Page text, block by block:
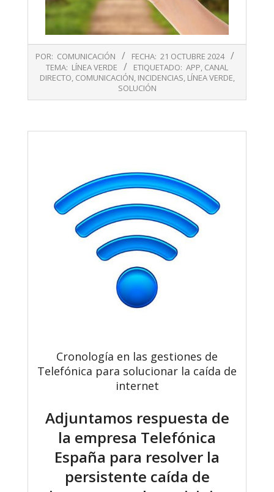
10-
POR: COMUNICACIÓN FECHA: 21 OCTUBRE 2024
TEMA: LÍNEA VERDE ETIQUETADO: APP, CANAL
DIRECTO, COMUNICACIÓN, INCIDENCIAS, LÍNEA VERDE,
SOLUCIÓN
Cronología en las gestiones de
Telefónica para solucionar la caída de
internet
Adjuntamos respuesta de
la empresa Telefónica
España para resolver la
persistente caída de